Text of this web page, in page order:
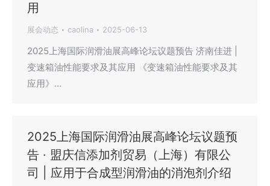
用
展会动态 caolina 2025-06-13
2025上海国际润滑油展高峰论坛议题预告 济南佳进 |
变速箱油性能要求及其应用 《变速箱油性能要求及其
应用》…
2025上海国际润滑油展高峰论坛议题预
告 · 盟庆信添加剂贸易（上海）有限公
司 | 应用于合成型润滑油的消泡剂介绍